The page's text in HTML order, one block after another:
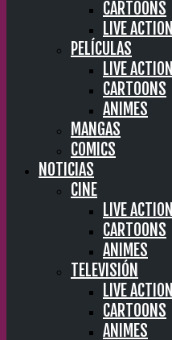
CARTOONS
LIVE ACTION
PELÍCULAS
LIVE ACTION
CARTOONS
ANIMES
MANGAS
COMICS
NOTICIAS
CINE
LIVE ACTION
CARTOONS
ANIMES
TELEVISIÓN
LIVE ACTION
CARTOONS
ANIMES